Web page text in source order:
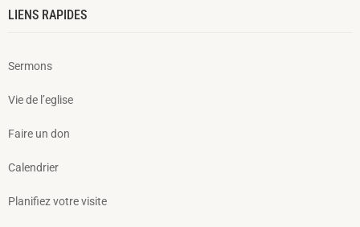
LIENS RAPIDES
Sermons
Vie de l’eglise
Faire un don
Calendrier
Planifiez votre visite